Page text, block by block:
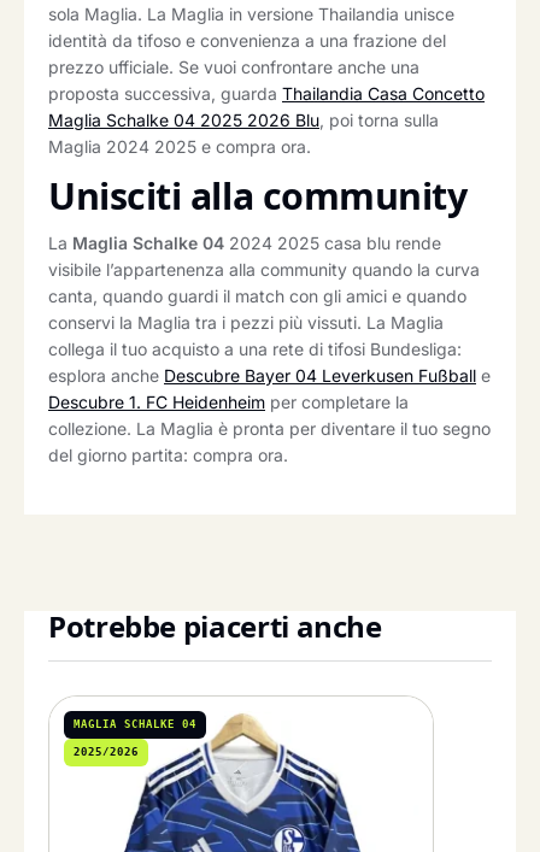
sola Maglia. La Maglia in versione Thailandia unisce
identità da tifoso e convenienza a una frazione del
prezzo ufficiale. Se vuoi confrontare anche una
proposta successiva, guarda Thailandia Casa Concetto
Maglia Schalke 04 2025 2026 Blu, poi torna sulla
Maglia 2024 2025 e compra ora.
Unisciti alla community
La Maglia Schalke 04 2024 2025 casa blu rende
visibile l’appartenenza alla community quando la curva
canta, quando guardi il match con gli amici e quando
conservi la Maglia tra i pezzi più vissuti. La Maglia
collega il tuo acquisto a una rete di tifosi Bundesliga:
esplora anche Descubre Bayer 04 Leverkusen Fußball e
Descubre 1. FC Heidenheim per completare la
collezione. La Maglia è pronta per diventare il tuo segno
del giorno partita: compra ora.
Potrebbe piacerti anche
MAGLIA SCHALKE 04
2025/2026